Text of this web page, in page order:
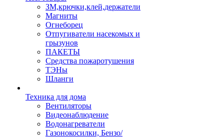
ЗМ,крючки,клей,держатели
Магниты
Огнеборец
Отпугиватели насекомых и
грызунов
ПАКЕТЫ
Средства пожаротушения
ТЭНы
Шланги
Техника для дома
Вентиляторы
Видеонаблюдение
Водонагреватели
Газонокосилки, Бензо/